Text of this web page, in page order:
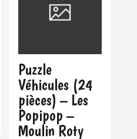
Puzzle
Véhicules (24
pièces) – Les
Popipop –
Moulin Roty